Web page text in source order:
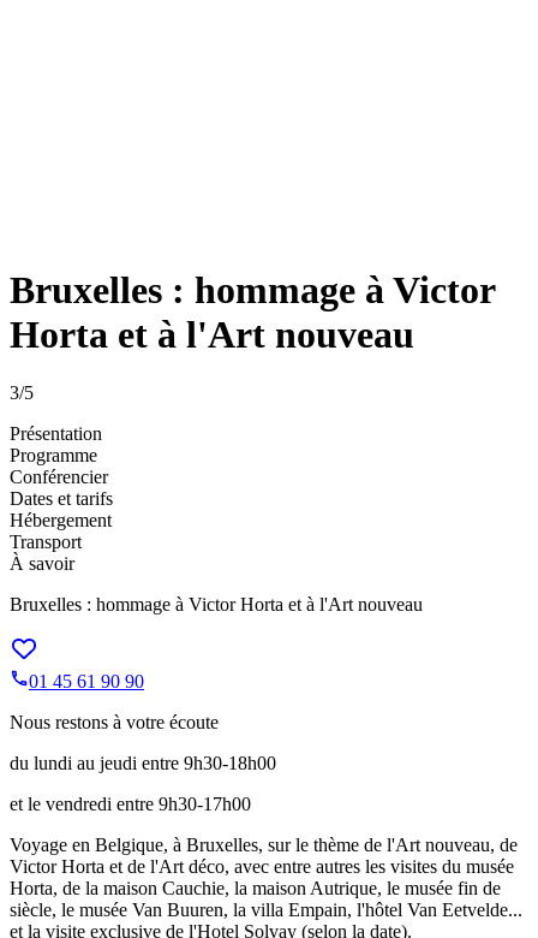
Bruxelles : hommage à Victor
Horta et à l'Art nouveau
3/5
Présentation
Programme
Conférencier
Dates et tarifs
Hébergement
Transport
À savoir
Bruxelles : hommage à Victor Horta et à l'Art nouveau
01 45 61 90 90
Nous restons à votre écoute
du lundi au jeudi entre 9h30-18h00
et le vendredi entre 9h30-17h00
Voyage en Belgique, à Bruxelles, sur le thème de l'Art nouveau, de
Victor Horta et de l'Art déco, avec entre autres les visites du musée
Horta, de la maison Cauchie, la maison Autrique, le musée fin de
siècle, le musée Van Buuren, la villa Empain, l'hôtel Van Eetvelde...
et la visite exclusive de l'Hotel Solvay (selon la date).